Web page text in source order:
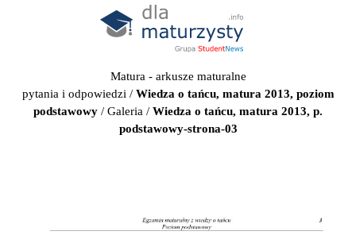
Matura - arkusze maturalne
pytania i odpowiedzi / Wiedza o tańcu, matura 2013, poziom
podstawowy / Galeria / Wiedza o tańcu, matura 2013, p.
podstawowy-strona-03